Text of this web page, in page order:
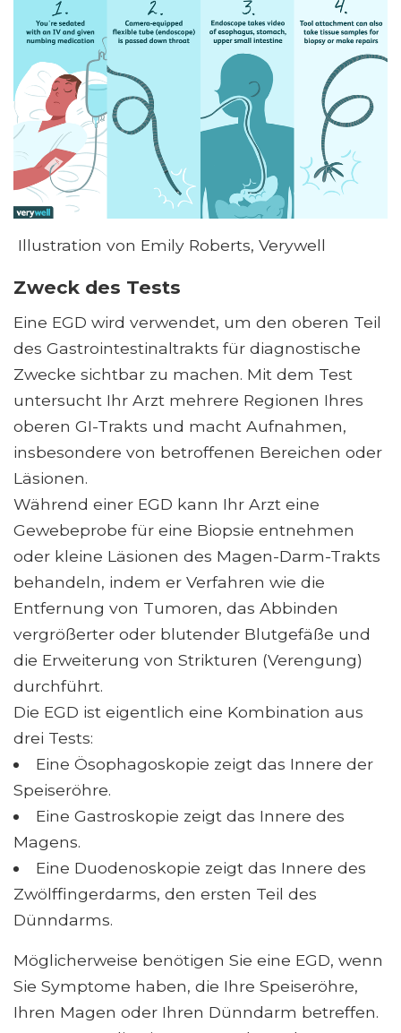
Illustration von Emily Roberts, Verywell
Zweck des Tests
Eine EGD wird verwendet, um den oberen Teil
des Gastrointestinaltrakts für diagnostische
Zwecke sichtbar zu machen. Mit dem Test
untersucht Ihr Arzt mehrere Regionen Ihres
oberen GI-Trakts und macht Aufnahmen,
insbesondere von betroffenen Bereichen oder
Läsionen.
Während einer EGD kann Ihr Arzt eine
Gewebeprobe für eine Biopsie entnehmen
oder kleine Läsionen des Magen-Darm-Trakts
behandeln, indem er Verfahren wie die
Entfernung von Tumoren, das Abbinden
vergrößerter oder blutender Blutgefäße und
die Erweiterung von Strikturen (Verengung)
durchführt.
Die EGD ist eigentlich eine Kombination aus
drei Tests:
Eine Ösophagoskopie zeigt das Innere der
Speiseröhre.
Eine Gastroskopie zeigt das Innere des
Magens.
Eine Duodenoskopie zeigt das Innere des
Zwölffingerdarms, den ersten Teil des
Dünndarms.
Möglicherweise benötigen Sie eine EGD, wenn
Sie Symptome haben, die Ihre Speiseröhre,
Ihren Magen oder Ihren Dünndarm betreffen.